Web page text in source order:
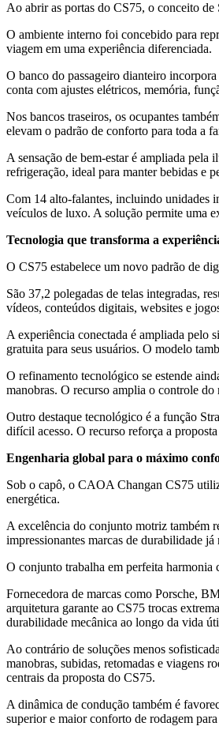
Ao abrir as portas do CS75, o conceito
O ambiente interno foi concebido para
viagem em uma experiência diferenciada.
O banco do passageiro dianteiro
conta com ajustes elétricos, memória,
Nos bancos traseiros, os ocupantes
elevam o padrão de conforto para toda a
A sensação de bem-estar é ampliada
refrigeração, ideal para manter bebidas e
Com 14 alto-falantes, incluindo unidades
veículos de luxo. A solução permite uma
Tecnologia que transforma a
O CS75 estabelece um novo padrão de
São 37,2 polegadas de telas integradas,
vídeos, conteúdos digitais, websites e
A experiência conectada é ampliada pelo
gratuita para seus usuários. O modelo
O refinamento tecnológico se estende
manobras. O recurso amplia o controle do
Outro destaque tecnológico é a função
difícil acesso. O recurso reforça a
Engenharia global para o máximo
Sob o capô, o CAOA Changan CS75
energética.
A excelência do conjunto motriz também
impressionantes marcas de durabilidade
O conjunto trabalha em perfeita harmonia
Fornecedora de marcas como Porsche,
arquitetura garante ao CS75 trocas
durabilidade mecânica ao longo da vida
Ao contrário de soluções menos
manobras, subidas, retomadas e viagens
centrais da proposta do CS75.
A dinâmica de condução também é
superior e maior conforto de rodagem